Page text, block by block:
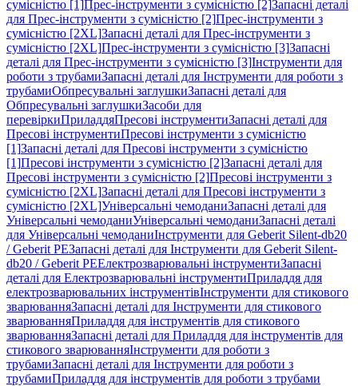
сумісністю [1]Прес-інструменти з сумісністю [2]Запасні деталі
для Прес-інструменти з сумісністю [2]Прес-інструменти з
сумісністю [2XL]Запасні деталі для Прес-інструменти з
сумісністю [2XL]Прес-інструменти з сумісністю [3]Запасні
деталі для Прес-інструменти з сумісністю [3]Інструменти для
роботи з трубамиЗапасні деталі для Інструменти для роботи з
трубамиОбпресувальні заглушкиЗапасні деталі для
Обпресувальні заглушкиЗасоби для
перевіркиПриладдяПресові інструментиЗапасні деталі для
Пресові інструментиПресові інструменти з сумісністю
[1]Запасні деталі для Пресові інструменти з сумісністю
[1]Пресові інструменти з сумісністю [2]Запасні деталі для
Пресові інструменти з сумісністю [2]Пресові інструменти з
сумісністю [2XL]Запасні деталі для Пресові інструменти з
сумісністю [2XL]Універсальні чемоданиЗапасні деталі для
Універсальні чемоданиУніверсальні чемоданиЗапасні деталі
для Універсальні чемоданиІнструменти для Geberit Silent-db20
/ Geberit PEЗапасні деталі для Інструменти для Geberit Silent-
db20 / Geberit PEЕлектрозварювальні інструментиЗапасні
деталі для Електрозварювальні інструментиПриладдя для
електрозварювальних інструментівІнструменти для стикового
зварюванняЗапасні деталі для Інструменти для стикового
зварюванняПриладдя для інструментів для стикового
зварюванняЗапасні деталі для Приладдя для інструментів для
стикового зварюванняІнструменти для роботи з
трубамиЗапасні деталі для Інструменти для роботи з
трубамиПриладдя для інструментів для роботи з трубами